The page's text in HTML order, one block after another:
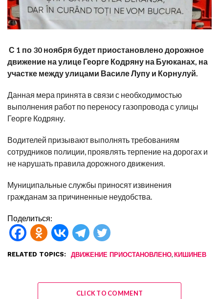
С 1 по 30 ноября будет приостановлено дорожное
движение на улице Георге Кодряну на Буюканах, на
участке между улицами Василе Лупу и Корнулуй.
Данная мера принята в связи с необходимостью
выполнения работ по переносу газопровода с улицы
Георге Кодряну.
Водителей призывают выполнять требованиям
сотрудников полиции, проявлять терпение на дорогах и
не нарушать правила дорожного движения.
Муниципальные службы приносят извинения
гражданам за причиненные неудобства.
Поделиться:
RELATED TOPICS: ДВИЖЕНИЕ ПРИОСТАНОВЛЕНО, КИШИНЕВ
CLICK TO COMMENT